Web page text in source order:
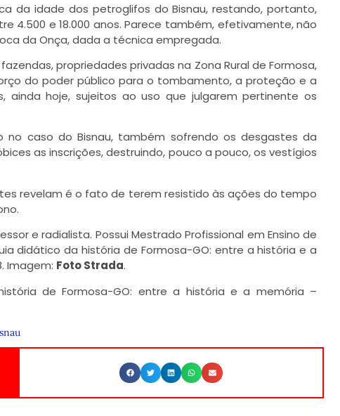
da idade dos petroglifos do Bisnau, restando, portanto,
4.500 e 18.000 anos. Parece também, efetivamente, não
da Onça, dada a técnica empregada.
propriedades privadas na Zona Rural de Formosa,
do poder público para o tombamento, a proteção e a
ainda hoje, sujeitos ao uso que julgarem pertinente os
no caso do Bisnau, também sofrendo os desgastes da
as inscrições, destruindo, pouco a pouco, os vestígios
revelam é o fato de terem resistido às ações do tempo
e radialista. Possui Mestrado Profissional em Ensino de
didático da história de Formosa-GO: entre a história e a
Imagem: Foto Strada.
de Formosa-GO: entre a história e a memória –